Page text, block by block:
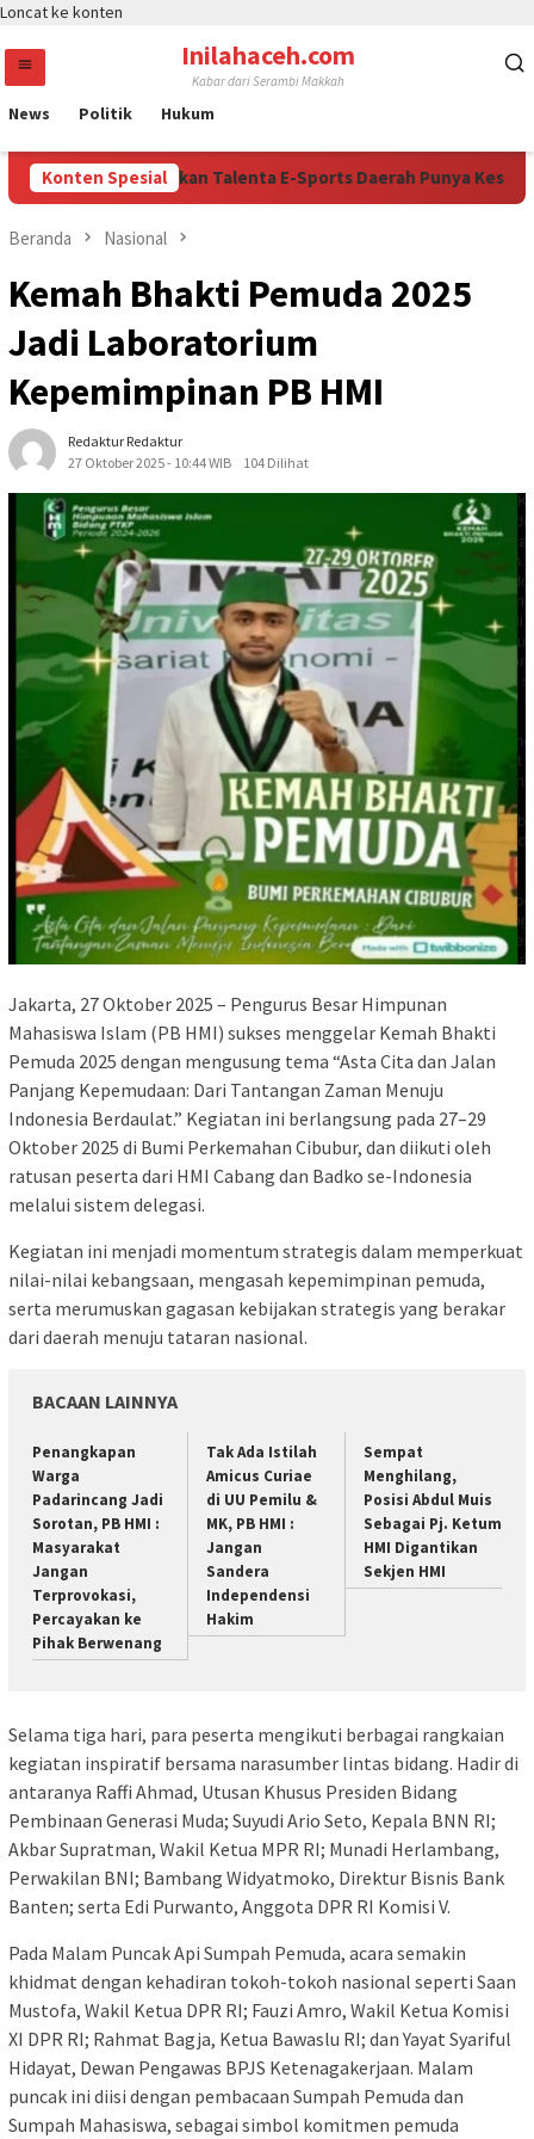
Loncat ke konten
Inilahaceh.com
Kabar dari Serambi Makkah
News Politik Hukum
Konten Spesial
2026 Buktikan Talenta E-Sports Daerah Punya Kesempatan
Beranda Nasional
Kemah Bhakti Pemuda 2025
Jadi Laboratorium
Kepemimpinan PB HMI
Redaktur Redaktur
27 Oktober 2025 - 10:44 WIB
104 Dilihat
Jakarta, 27 Oktober 2025 – Pengurus Besar Himpunan
Mahasiswa Islam (PB HMI) sukses menggelar Kemah Bhakti
Pemuda 2025 dengan mengusung tema “Asta Cita dan Jalan
Panjang Kepemudaan: Dari Tantangan Zaman Menuju
Indonesia Berdaulat.” Kegiatan ini berlangsung pada 27–29
Oktober 2025 di Bumi Perkemahan Cibubur, dan diikuti oleh
ratusan peserta dari HMI Cabang dan Badko se-Indonesia
melalui sistem delegasi.
Kegiatan ini menjadi momentum strategis dalam memperkuat
nilai-nilai kebangsaan, mengasah kepemimpinan pemuda,
serta merumuskan gagasan kebijakan strategis yang berakar
dari daerah menuju tataran nasional.
BACAAN LAINNYA
Penangkapan
Warga
Padarincang Jadi
Sorotan, PB HMI :
Masyarakat
Jangan
Terprovokasi,
Percayakan ke
Pihak Berwenang
Tak Ada Istilah
Amicus Curiae
di UU Pemilu &
MK, PB HMI :
Jangan
Sandera
Independensi
Hakim
Sempat
Menghilang,
Posisi Abdul Muis
Sebagai Pj. Ketum
HMI Digantikan
Sekjen HMI
Selama tiga hari, para peserta mengikuti berbagai rangkaian
kegiatan inspiratif bersama narasumber lintas bidang. Hadir di
antaranya Raffi Ahmad, Utusan Khusus Presiden Bidang
Pembinaan Generasi Muda; Suyudi Ario Seto, Kepala BNN RI;
Akbar Supratman, Wakil Ketua MPR RI; Munadi Herlambang,
Perwakilan BNI; Bambang Widyatmoko, Direktur Bisnis Bank
Banten; serta Edi Purwanto, Anggota DPR RI Komisi V.
Pada Malam Puncak Api Sumpah Pemuda, acara semakin
khidmat dengan kehadiran tokoh-tokoh nasional seperti Saan
Mustofa, Wakil Ketua DPR RI; Fauzi Amro, Wakil Ketua Komisi
XI DPR RI; Rahmat Bagja, Ketua Bawaslu RI; dan Yayat Syariful
Hidayat, Dewan Pengawas BPJS Ketenagakerjaan. Malam
puncak ini diisi dengan pembacaan Sumpah Pemuda dan
Sumpah Mahasiswa, sebagai simbol komitmen pemuda